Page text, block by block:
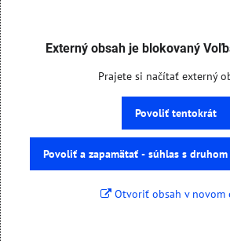
Externý obsah je blokovaný
Prajete si načítať externý
Povoliť tentokrát
Povoliť a zapamätať - súhlas s
Otvoriť obsah v novom